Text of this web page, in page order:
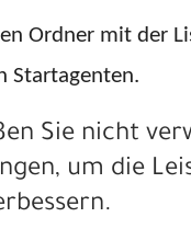
Ordner mit der
Startagenten.
Sie nicht
um die